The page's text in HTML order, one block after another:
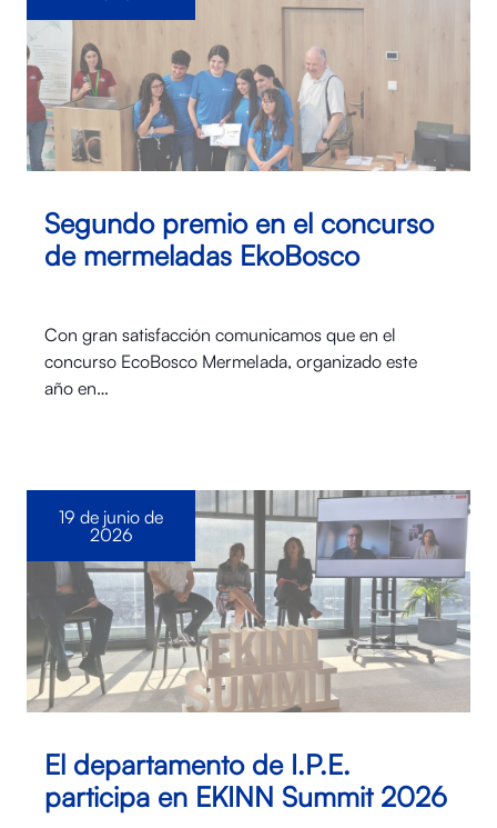
Segundo premio en el concurso
de mermeladas EkoBosco
Con gran satisfacción comunicamos que en el
concurso EcoBosco Mermelada, organizado este
año en…
El departamento de I.P.E.
participa en EKINN Summit 2026
19 de junio de
2026